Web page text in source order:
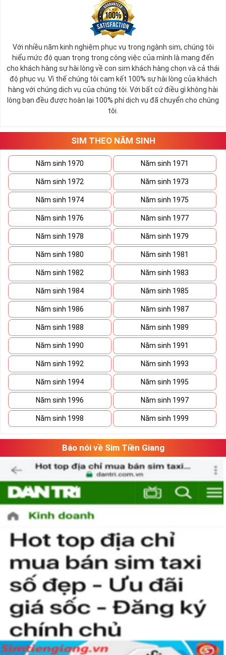
Ý nghĩa sim tứ quý 2
Theo quan niệm phong thủy
Số 2 tượng trưng cho sự cân bằng, hài hòa của âm dương và đất
trời. Sự cân bằng này giúp cho mọi việc đều thuận lợi và mang lại
nhiều may mắn trong cuộc sống và kinh doanh.
Số 2 còn biểu trưng cho lòng tốt, sự ổn định và tính hai mặt của
mọi vấn đề. Số 2 giúp cho họ có được sự lựa chọn, để đưa ra
những hướng giải quyết đúng đắn nhắt.
tứ 2 cùng xuất hiện trong một dãy số sim càng giúp cho ý nghĩa
sim tứ quýtăng lên gấp bội. Sở hữu sim Tứ Quý 2 giúp khích lệ tinh
thần người sở hữu là không sợ bất cứ điều gì mà hãy cứ làm thì
mọi điều tốt đẹp và may mắn ắt sẽ đến.
Lợi ích sim Tứ Quý 2 mang lại là gì?
Lợi ích sim Tứ Quý 2 mang lại là gì?
Giúp chủ nhân luôn vui vẻ, hạnh phúc
Những người là chủ nhân của những sim tứ quý 2 sẽ dễ dàng có
được cuộc sống vui vẻ hạnh phúc, có đôi có cặp, gia đình êm ấm
hòa thuận. Sở hữu sim tứ quý 2 giúp chủ sở hữu luôn có một vận
mệnh tốt, dễ dàng đạt được điều mong muốn và gia đình, bản
thân ít gặp chuyện bất trắc hơn.
Phát triển trong sự nghiệp
lại “thành công” giúp chủ nhân thuận lợi hơn trên con đường công
danh sự nghiệp, làm ăn kinh doanh phát triển hay dễ dàng thăng
tiến hơn trong công việc. Một giá trị nữa của sim Tứ Quý 2 là mang
lại sự may mắn. Mọi hoạt động hàng ngày của con người đều cần
có chút may mắn, sự may mắn giúp con người dễ thành công hơn,
làm việc đỡ vất vả hơn.
Thể hiện “Đẳng cấp”
Sim tứ quý 2 là một dòng sim VIP luôn được các đại gia săn đón và
mong muốn được sở hữu. Sở hữu dòng sim này chủ nhân không
chỉ luôn gặp những may mắn và thành công mà nó còn giúp thể
hiện “Đẳng Cấp” của người chơi sim. Không phải ai cũng có đủ điều
kiện để sở hữu một sim tứ quý 2 này, bởi vậy chỉ cần nhìn vào
người khác cũng sẽ biết được vị trí của bạn trong xã hội là như thế
nào rồi?
Với nhiều năm kinh nghiệm phục vụ trong ngành sim, chúng tôi
hiểu mức độ quan trọng trong công việc của mình là mang đến
cho khách hàng sự hài lòng về con sim khách hàng chọn và cả thái
độ phục vụ. Vì thế chúng tôi cam kết 100% sự hài lòng của khách
hàng với chúng dịch vụ của chúng tôi. Với bất cứ điều gì không hài
lòng bạn đều được hoàn lại 100% phí dịch vụ đã chuyển cho chúng
tôi.
SIM THEO NĂM SINH
Năm sinh 1970 Năm sinh 1971
Năm sinh 1972 Năm sinh 1973
Năm sinh 1974 Năm sinh 1975
Năm sinh 1976 Năm sinh 1977
Năm sinh 1978 Năm sinh 1979
Năm sinh 1980 Năm sinh 1981
Năm sinh 1982 Năm sinh 1983
Năm sinh 1984 Năm sinh 1985
Năm sinh 1986 Năm sinh 1987
Năm sinh 1988 Năm sinh 1989
Năm sinh 1990 Năm sinh 1991
Năm sinh 1992 Năm sinh 1993
Năm sinh 1994 Năm sinh 1995
Năm sinh 1996 Năm sinh 1997
Năm sinh 1998 Năm sinh 1999
Báo nói về Sim Tiền Giang